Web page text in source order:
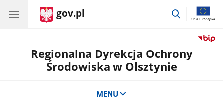
gov.pl
przejdź
Regionalna Dyrekcja Ochrony
Środowiska w Olsztynie
MENU